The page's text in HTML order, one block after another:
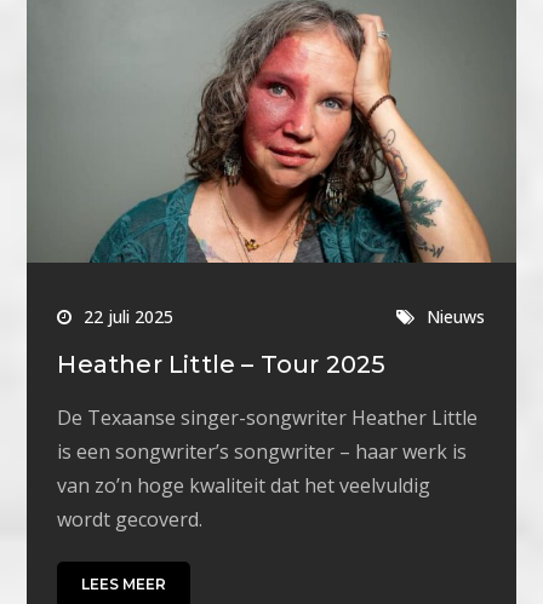
22 juli 2025 Nieuws
Heather Little – Tour 2025
De Texaanse singer-songwriter Heather Little
is een songwriter’s songwriter – haar werk is
van zo’n hoge kwaliteit dat het veelvuldig
wordt gecoverd.
LEES MEER